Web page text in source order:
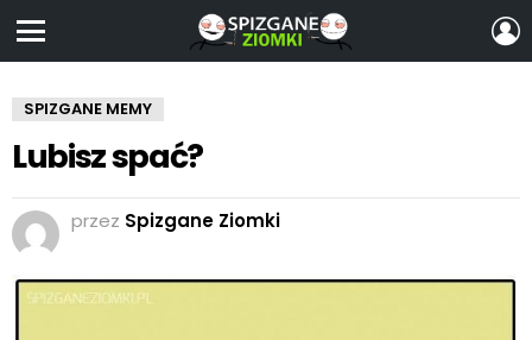
SPIZGANE MEMY
Lubisz spać?
przez Spizgane Ziomki